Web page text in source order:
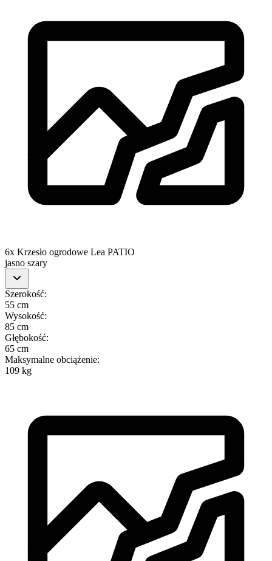
6x Krzesło ogrodowe Lea PATIO
jasno szary
Szerokość:
55 cm
Wysokość:
85 cm
Głębokość:
65 cm
Maksymalne obciążenie:
109 kg